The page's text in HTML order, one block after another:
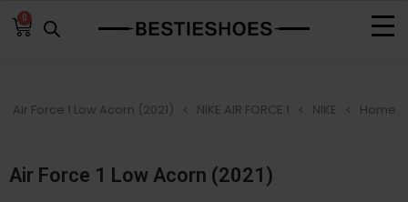
0
Home
NIKE
NIKE AIR FORCE 1
Air Force 1 Low Acorn (2021)
Air Force 1 Low Acorn (2021)